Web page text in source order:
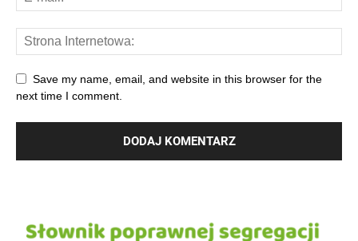
Save my name, email, and website in this browser for the
next time I comment.